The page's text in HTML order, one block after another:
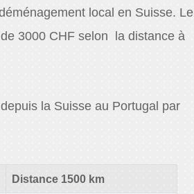
local en Suisse. Le
3000 CHF selon la distance à
la Suisse au Portugal par
Distance 1500 km